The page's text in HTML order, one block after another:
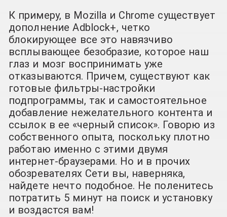
К примеру, в Mozilla и Chrome существует
дополнение Adblock+, четко
блокирующее все это навязчиво
всплывающее безобразие, которое наш
глаз и мозг воспринимать уже
отказываются. Причем, существуют как
готовые фильтры-настройки
подпрограммы, так и самостоятельное
добавление нежелательного контента и
ссылок в ее «черный список». Говорю из
собственного опыта, поскольку плотно
работаю именно с этими двумя
интернет-браузерами. Но и в прочих
обозревателях Сети вы, наверняка,
найдете нечто подобное. Не поленитесь
потратить 5 минут на поиск и установку
и воздастся вам!